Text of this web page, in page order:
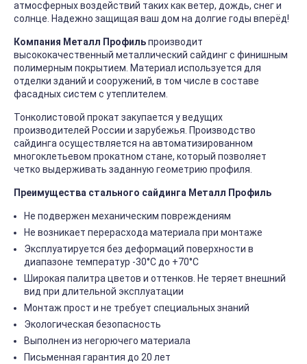
атмосферных воздействий таких как ветер, дождь, снег и
солнце. Надежно защищая ваш дом на долгие годы вперёд!
Компания Металл Профильпроизводит
высококачественный металлический сайдинг с финишным
полимерным покрытием. Материал используется для
отделки зданий и сооружений, в том числе в составе
фасадных систем с утеплителем.
Тонколистовой прокат закупается у ведущих
производителей России и зарубежья. Производство
сайдинга осуществляется на автоматизированном
многоклетьевом прокатном стане, который позволяет
четко выдерживать заданную геометрию профиля.
Преимущества стального сайдинга Металл Профиль
Не подвержен механическим повреждениям
Не возникает перерасхода материала при монтаже
Эксплуатируется без деформаций поверхности в
диапазоне температур -30°C до +70°C
Широкая палитра цветов и оттенков. Не теряет внешний
вид при длительной эксплуатации
Монтаж прост и не требует специальных знаний
Экологическая безопасность
Выполнен из негорючего материала
Письменная гарантия до 20 лет